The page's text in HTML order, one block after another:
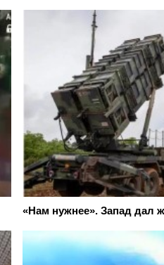
«Нам нужнее». Запад дал